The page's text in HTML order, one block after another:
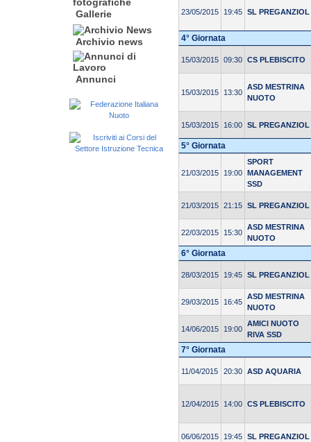
Gallerie
Archivio news
Annunci
23/05/2015 19:45 SL PREGANZIOL
4° Giornata
15/03/2015 09:30 CS PLEBISCITO
15/03/2015 13:30
ASD MESTRINA
NUOTO
15/03/2015 16:00 SL PREGANZIOL
5° Giornata
21/03/2015 19:00
SPORT
MANAGEMENT
SSD
21/03/2015 21:15 SL PREGANZIOL
22/03/2015 15:30
ASD MESTRINA
NUOTO
6° Giornata
28/03/2015 19:45 SL PREGANZIOL
29/03/2015 16:45
ASD MESTRINA
NUOTO
14/06/2015 19:00
AMICI NUOTO
RIVA SSD
7° Giornata
11/04/2015 20:30 ASD AQUARIA
12/04/2015 14:00 CS PLEBISCITO
06/06/2015 19:45 SL PREGANZIOL